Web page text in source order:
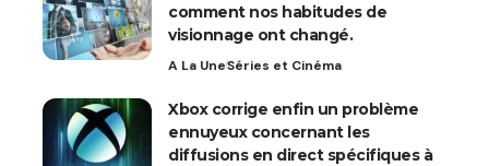
comment nos habitudes de
visionnage ont changé.
A La UneSéries et Cinéma
Xbox corrige enfin un problème
ennuyeux concernant les
diffusions en direct spécifiques à